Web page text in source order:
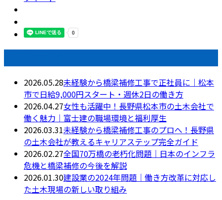
2026.05.28未経験から橋梁補修工事で正社員に｜松本
市で日給9,000円スタート・週休2日の働き方
2026.04.27女性も活躍中！長野県松本市の土木会社で
働く魅力｜富士建の職場環境と福利厚生
2026.03.31未経験から橋梁補修工事のプロへ！長野県
の土木会社が教えるキャリアステップ完全ガイド
2026.02.27全国70万橋の老朽化問題｜日本のインフラ
危機と橋梁補修の今後を解説
2026.01.30建設業の2024年問題｜働き方改革に対応し
た土木現場の新しい取り組み